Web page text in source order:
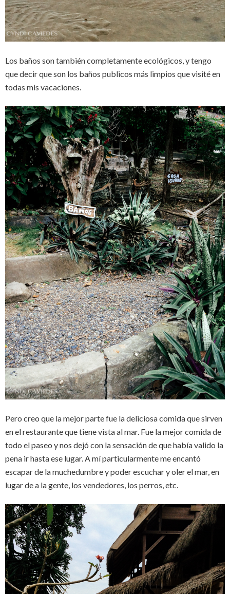
Los baños son también completamente ecológicos, y tengo
que decir que son los baños publicos más limpios que visité en
todas mis vacaciones.
Pero creo que la mejor parte fue la deliciosa comida que sirven
en el restaurante que tiene vista al mar. Fue la mejor comida de
todo el paseo y nos dejó con la sensación de que había valido la
pena ir hasta ese lugar. A mí particularmente me encantó
escapar de la muchedumbre y poder escuchar y oler el mar, en
lugar de a la gente, los vendedores, los perros, etc.